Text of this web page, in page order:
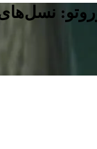
نسل‌های